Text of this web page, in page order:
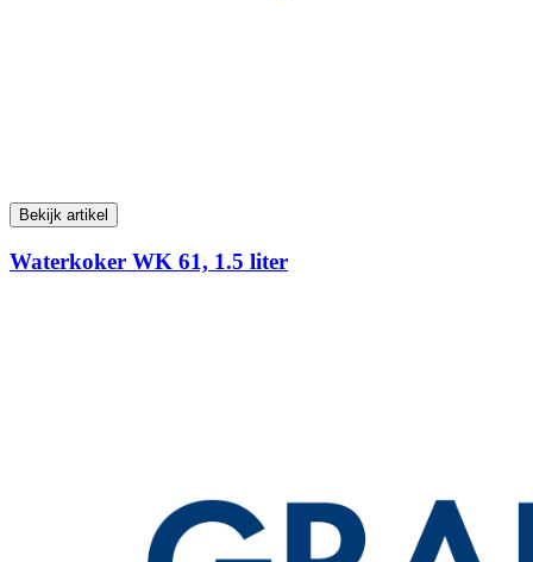
Bekijk artikel
Waterkoker WK 61, 1.5 liter